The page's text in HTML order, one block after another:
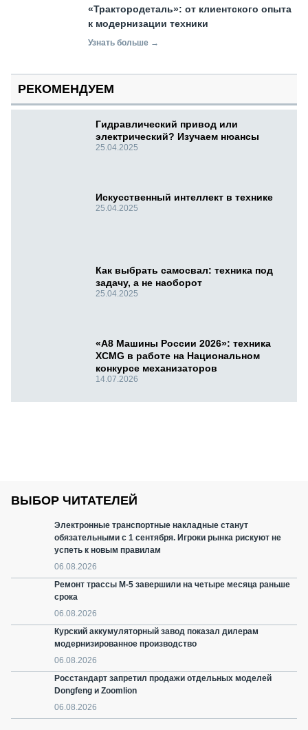
«Трактородеталь»: от клиентского опыта
к модернизации техники
Узнать больше →
РЕКОМЕНДУЕМ
Гидравлический привод или
электрический? Изучаем нюансы
25.04.2025
Искусственный интеллект в технике
25.04.2025
Как выбрать самосвал: техника под
задачу, а не наоборот
25.04.2025
«А8 Машины России 2026»: техника
XCMG в работе на Национальном
конкурсе механизаторов
14.07.2026
ВЫБОР ЧИТАТЕЛЕЙ
Электронные транспортные накладные станут
обязательными с 1 сентября. Игроки рынка рискуют не
успеть к новым правилам
06.08.2026
Ремонт трассы М-5 завершили на четыре месяца раньше
срока
06.08.2026
Курский аккумуляторный завод показал дилерам
модернизированное производство
06.08.2026
Росстандарт запретил продажи отдельных моделей
Dongfeng и Zoomlion
06.08.2026